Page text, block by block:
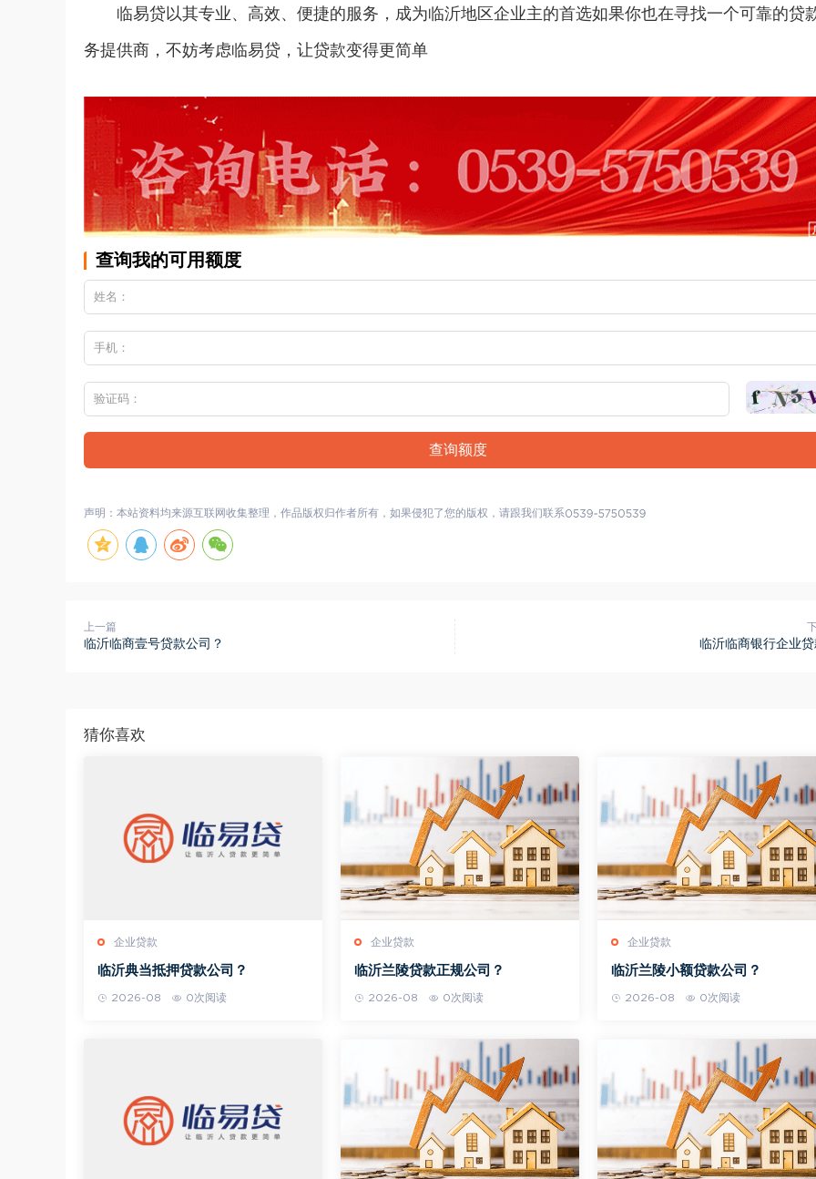
临易贷以其专业、高效、便捷的服务，成为临沂地区企业主的首选如果你也在寻找一个可靠的贷
务提供商，不妨考虑临易贷，让贷款变得更简单
查询我的可用额度
查询额度
声明：本站资料均来源互联网收集整理，作品版权归作者所有，如果侵犯了您的版权，请跟我们联系
上一篇
临沂临商壹号贷款公司？ 临沂临商银行企业
猜你喜欢
企业贷款
临沂典当抵押贷款公司？
2026-08 0次阅读
企业贷款
临沂兰陵贷款正规公司？
2026-08 0次阅读
企业贷款
临沂兰陵小额贷款公司？
2026-08 0次阅读